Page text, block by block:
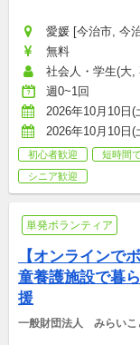
愛媛 [今治市, 今
無料
社会人・学生(大,
週0~1回
2026年10月10日(
2026年10月10日(
初心者歓迎 短時間
シニア歓迎
単発ボランティア
【オンラインで
童養護施設で暮
援
一般財団法人　みらいこ